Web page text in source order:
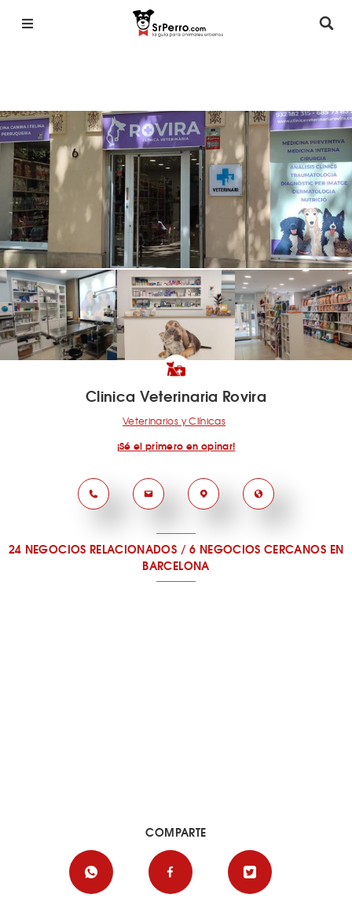
Clinica Veterinaria Rovira
Veterinarios y Clínicas
¡Sé el primero en opinar!
24 NEGOCIOS RELACIONADOS /6 NEGOCIOS CERCANOS EN
BARCELONA
COMPARTE